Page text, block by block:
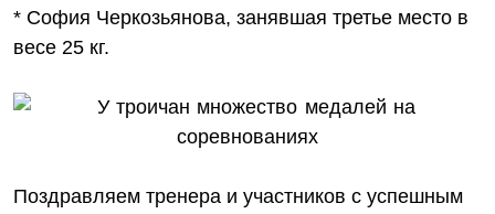
* София Черкозьянова, занявшая третье место в
весе 25 кг.
Поздравляем тренера и участников с успешным